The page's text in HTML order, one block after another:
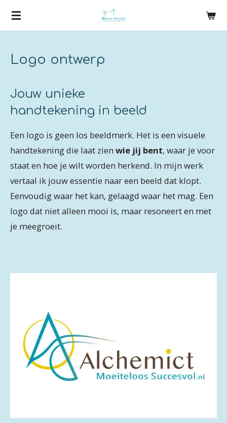
Ga
deLogo ontwerp
Jouw unieke
handtekening in beeld
Een logo is geen los beeldmerk. Het is een visuele
handtekening die laat zien wie jij bent, waar je voor
staat en hoe je wilt worden herkend. In mijn werk
vertaal ik jouw essentie naar een beeld dat klopt.
Eenvoudig waar het kan, gelaagd waar het mag. Een
logo dat niet alleen mooi is, maar resoneert en met
je meegroeit.